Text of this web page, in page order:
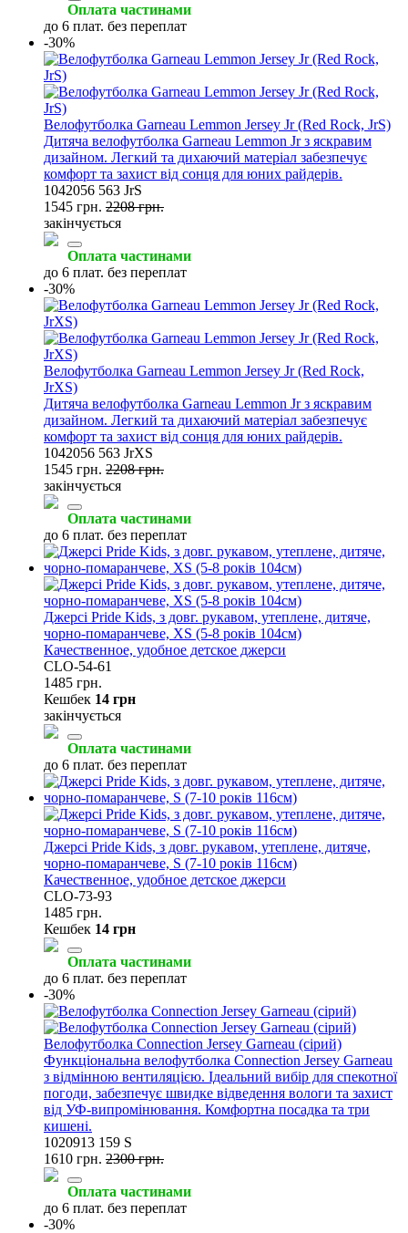
Оплата частинами
до 6 плат. без переплат
-30%
Велофутболка Garneau Lemmon Jersey Jr (Red Rock, JrS)
Дитяча велофутболка Garneau Lemmon Jr з яскравим
дизайном. Легкий та дихаючий матеріал забезпечує
комфорт та захист від сонця для юних райдерів.
1042056 563 JrS
1545 грн. 2208 грн.
закінчується
Оплата частинами
до 6 плат. без переплат
-30%
Велофутболка Garneau Lemmon Jersey Jr (Red Rock,
JrXS)
Дитяча велофутболка Garneau Lemmon Jr з яскравим
дизайном. Легкий та дихаючий матеріал забезпечує
комфорт та захист від сонця для юних райдерів.
1042056 563 JrXS
1545 грн. 2208 грн.
закінчується
Оплата частинами
до 6 плат. без переплат
Джерсі Pride Kids, з довг. рукавом, утеплене, дитяче,
чорно-помаранчеве, XS (5-8 років 104см)
Качественное, удобное детское джерси
CLO-54-61
1485 грн.
Кешбек 14 грн
закінчується
Оплата частинами
до 6 плат. без переплат
Джерсі Pride Kids, з довг. рукавом, утеплене, дитяче,
чорно-помаранчеве, S (7-10 років 116см)
Качественное, удобное детское джерси
CLO-73-93
1485 грн.
Кешбек 14 грн
Оплата частинами
до 6 плат. без переплат
-30%
Велофутболка Connection Jersey Garneau (сірий)
Функціональна велофутболка Connection Jersey Garneau
з відмінною вентиляцією. Ідеальний вибір для спекотної
погоди, забезпечує швидке відведення вологи та захист
від УФ-випромінювання. Комфортна посадка та три
кишені.
1020913 159 S
1610 грн. 2300 грн.
Оплата частинами
до 6 плат. без переплат
-30%